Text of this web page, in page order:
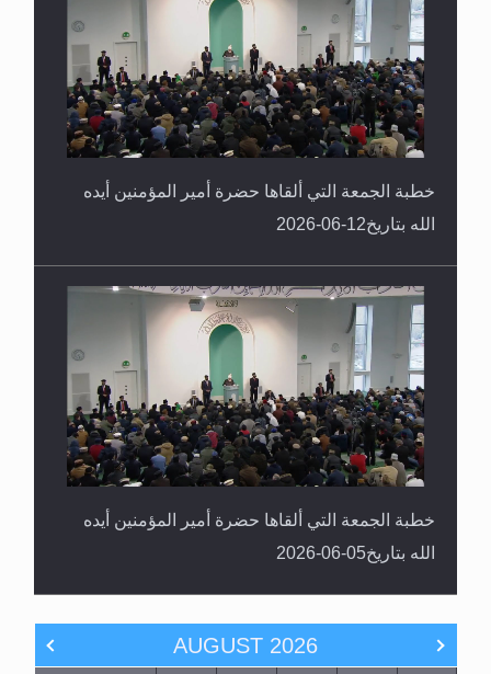
خطبة الجمعة التي ألقاها حضرة أمير المؤمنين أيده
الله بتاريخ12-06-2026
خطبة الجمعة التي ألقاها حضرة أمير المؤمنين أيده
الله بتاريخ05-06-2026
AUGUST 2026